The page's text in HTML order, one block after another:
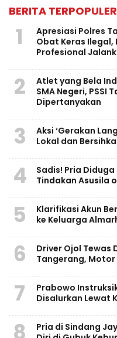
BERITA TERPOPULER
1
Apresiasi Polres
Obat Keras Ilegal,
Profesional
2
Atlet yang Bela
SMA Negeri, PSSI
Dipertanyakan
3
Aksi ‘Gerakan
Lokal dan
4
Sadis! Pria
Tindakan Asusila
5
Klarifikasi Akun
ke Keluarga
6
Driver Ojol
Tangerang, Motor
7
Prabowo
Disalurkan Lewat
Pria di Sindang